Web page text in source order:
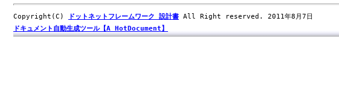
Copyright(C) ドットネットフレームワーク 設計書 All Right reserved. 2011年8月7日
ドキュメント自動生成ツール【A HotDocument】